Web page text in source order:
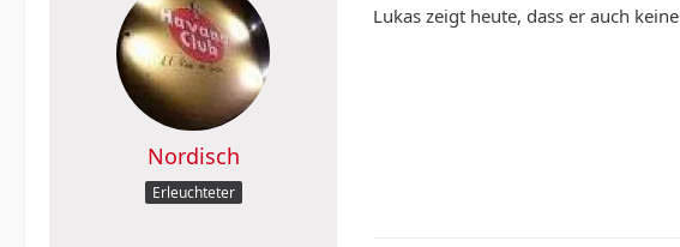
Nordisch
Erleuchteter
Lukas zeigt heute, dass er auch